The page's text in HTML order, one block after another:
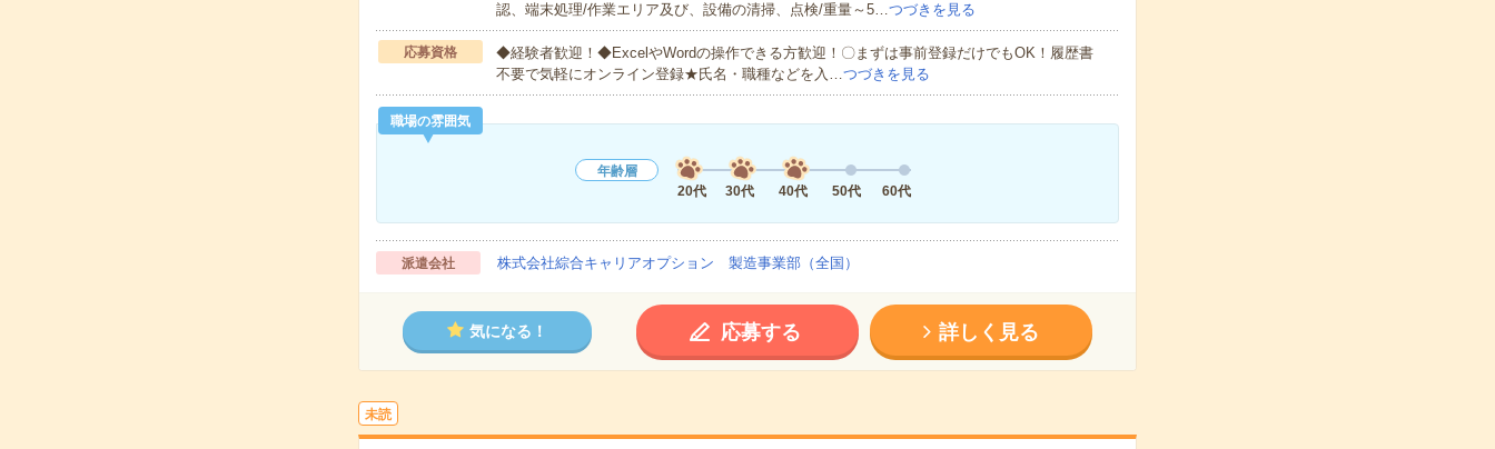
認、端末処理/作業エリア及び、設備の清掃、点検/重量～5…つづきを見る
応募資格
◆経験者歓迎！◆ExcelやWordの操作できる方歓迎！〇まずは事前登録だけでもOK！履歴書
不要で気軽にオンライン登録★氏名・職種などを入…つづきを見る
職場の雰囲気
年齢層
20代
30代 40代 50代 60代
派遣会社 株式会社綜合キャリアオプション 製造事業部（全国）
気になる！ 応募する 詳しく見る
未読